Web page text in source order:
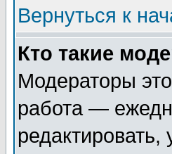
Вернуться к
Кто такие
Модераторы
работа —